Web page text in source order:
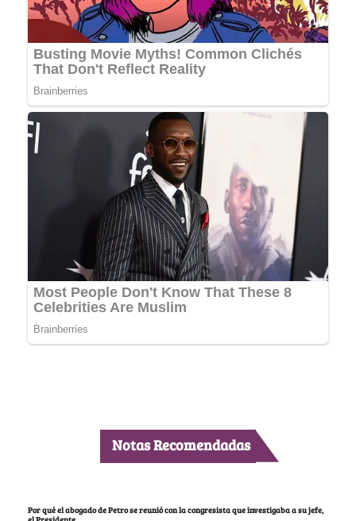
Notas Recomendadas
Por qué el abogado de Petro se reunió con la congresista que investigaba a su jefe,